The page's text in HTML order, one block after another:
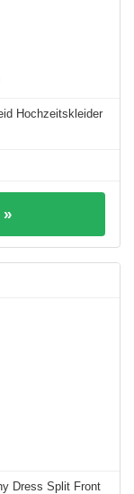
Hochzeitskleider
»
Dress Split Front